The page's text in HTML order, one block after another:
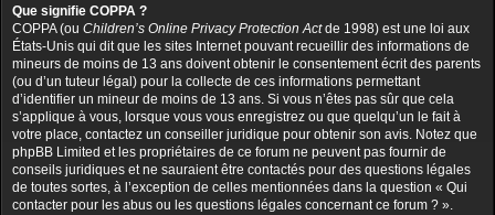
Que signifie COPPA ?
COPPA (ou Children’s Online Privacy Protection Actde 1998) est une loi aux
États-Unis qui dit que les sites Internet pouvant recueillir des informations de
mineurs de moins de 13 ans doivent obtenir le consentement écrit des parents
(ou d’un tuteur légal) pour la collecte de ces informations permettant
d’identifier un mineur de moins de 13 ans. Si vous n’êtes pas sûr que cela
s’applique à vous, lorsque vous vous enregistrez ou que quelqu’un le fait à
votre place, contactez un conseiller juridique pour obtenir son avis. Notez que
phpBB Limited et les propriétaires de ce forum ne peuvent pas fournir de
conseils juridiques et ne sauraient être contactés pour des questions légales
de toutes sortes, à l’exception de celles mentionnées dans la question « Qui
contacter pour les abus ou les questions légales concernant ce forum ? ».